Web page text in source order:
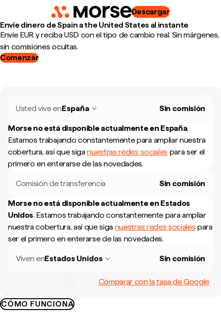
Descargar
Envíe dinero de Spain a the United States al instante
Envíe EUR y reciba USD con el tipo de cambio real. Sin márgenes,
sin comisiones ocultas.
Comenzar
Usted vive enEspaña Sin comisión
Morse no está disponible actualmente en España.
Estamos trabajando constantemente para ampliar nuestra
cobertura, así que siganuestras redes sociales para ser el
primero en enterarse de las novedades.
Comisión de transferencia Sin comisión
Morse no está disponible actualmente en Estados
Unidos. Estamos trabajando constantemente para ampliar
nuestra cobertura, así que siga nuestras redes sociales para
ser el primero en enterarse de las novedades.
Viven enEstados Unidos Sin comisión
Comparar con la tasa de Google
CÓMO FUNCIONA